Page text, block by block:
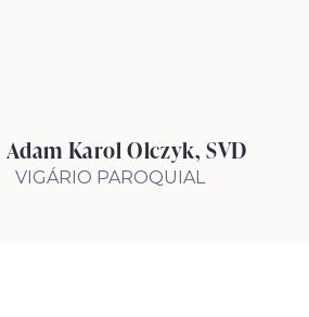
Adam Karol Olczyk, SVD
VIGÁRIO PAROQUIAL